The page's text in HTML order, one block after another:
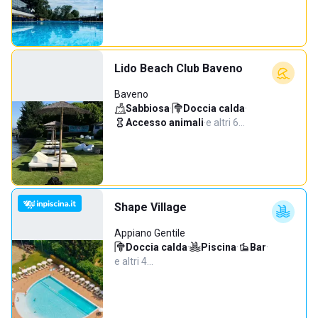
Lido Beach Club Baveno
Baveno
Sabbiosa· Doccia calda·
Accesso animali·e altri 6…
Shape Village
Appiano Gentile
Doccia calda· Piscina· Bar·
e altri 4…